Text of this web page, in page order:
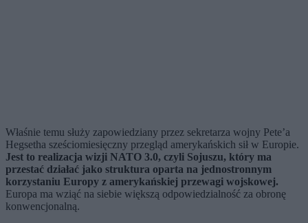
Właśnie temu służy zapowiedziany przez sekretarza wojny Pete’a
Hegsetha sześciomiesięczny przegląd amerykańskich sił w Europie.
Jest to realizacja wizji NATO 3.0, czyli Sojuszu, który ma
przestać działać jako struktura oparta na jednostronnym
korzystaniu Europy z amerykańskiej przewagi wojskowej.
Europa ma wziąć na siebie większą odpowiedzialność za obronę
konwencjonalną.